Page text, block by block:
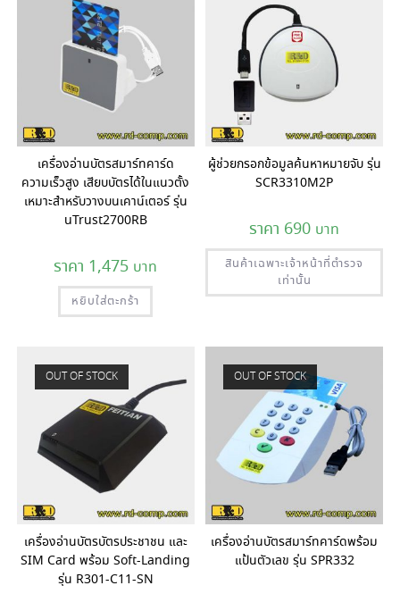
เครื่องอ่านบัตรสมาร์ทคาร์ด
ความเร็วสูง เสียบบัตรได้ในแนวตั้ง
เหมาะสำหรับวางบนเคาน์เตอร์ รุ่น
uTrust2700RB
1,475
หยิบใส่ตะกร้า
ผู้ช่วยกรอกข้อมูลค้นหาหมายจับ รุ่น
SCR3310M2P
690
สินค้าเฉพาะเจ้าหน้าที่ตำรวจ
เท่านั้น
OUT OF STOCK
เครื่องอ่านบัตรบัตรประชาชน และ
SIM Card พร้อม Soft-Landing
รุ่น R301-C11-SN
OUT OF STOCK
เครื่องอ่านบัตรสมาร์ทคาร์ดพร้อม
แป้นตัวเลข รุ่น SPR332